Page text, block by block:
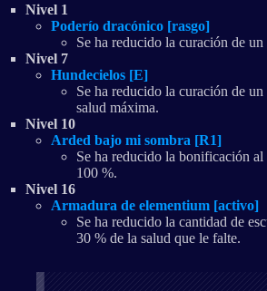
Nivel 1
Poderío dracónico [rasgo]
Se ha reducido la curación de
Nivel 7
Hundecielos [E]
Se ha reducido la curación de
salud máxima.
Nivel 10
Arded bajo mi sombra [R1]
Se ha reducido la bonificación
100 %.
Nivel 16
Armadura de elementium [activo]
Se ha reducido la cantidad de
30 % de la salud que le falte.